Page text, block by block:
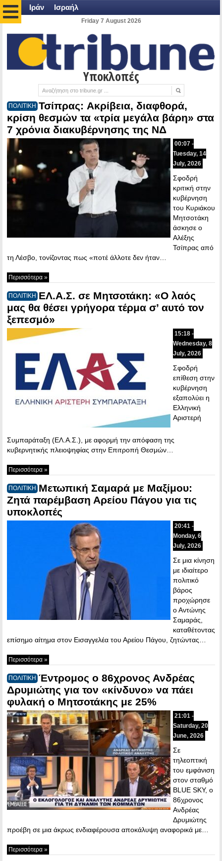
Ιράν Ισραήλ
Friday 7 August 2026
Υποκλοπές
ΠΟΛΙΤΙΚΗ Τσίπρας: Aκρίβεια, διαφθορά,
κρίση θεσμών τα «τρία μεγάλα βάρη» στα
7 χρόνια διακυβέρνησης της ΝΔ
00:07 -
Tuesday, 14
July, 2026
Σφοδρή
κριτική στην
κυβέρνηση
του Κυριάκου
Μητσοτάκη
άσκησε ο
Αλέξης
Τσίπρας από
τη Λέσβο, τονίζοντας πως «ποτέ άλλοτε δεν ήταν…
Περισσότερα »
ΠΟΛΙΤΙΚΗ ΕΛ.Α.Σ. σε Μητσοτάκη: «Ο λαός
μας θα θέσει γρήγορα τέρμα σ’ αυτό τον
ξεπεσμό»
15:18 -
Wednesday, 8
July, 2026
Σφοδρή
επίθεση στην
κυβέρνηση
εξαπολύει η
Ελληνική
Αριστερή
Συμπαράταξη (ΕΛ.Α.Σ.), με αφορμή την απόφαση της
κυβερνητικής πλειοψηφίας στην Επιτροπή Θεσμών…
Περισσότερα »
ΠΟΛΙΤΙΚΗ Μετωπική Σαμαρά με Μαξίμου:
Ζητά παρέμβαση Αρείου Πάγου για τις
υποκλοπές
20:41 -
Monday, 6
July, 2026
Σε μια κίνηση
με ιδιαίτερο
πολιτικό
βάρος
προχώρησε
ο Αντώνης
Σαμαράς,
καταθέτοντας
επίσημο αίτημα στον Εισαγγελέα του Αρείου Πάγου, ζητώντας…
Περισσότερα »
ΠΟΛΙΤΙΚΗ Έντρομος ο 86χρονος Ανδρέας
Δρυμιώτης για τον «κίνδυνο» να πάει
φυλακή ο Μητσοτάκης με 25%
21:01 -
Saturday, 20
June, 2026
Σε
τηλεοπτική
του εμφάνιση
στον σταθμό
BLUE SKY, ο
86χρονος
Ανδρέας
Δρυμιώτης
προέβη σε μια άκρως ενδιαφέρουσα αποκάλυψη αναφορικά με…
Περισσότερα »